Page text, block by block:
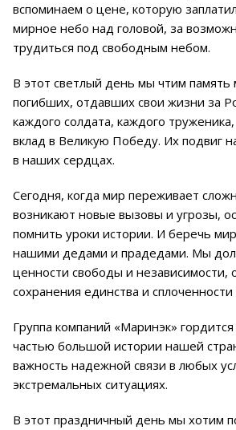
вспоминаем о цене, которую
мирное небо над головой, за
трудиться под свободным небом.
В этот светлый день мы чтим память
погибших, отдавших свои жизни за
каждого солдата, каждого труженика,
вклад в Великую Победу. Их подвиг
в наших сердцах.
Сегодня, когда мир переживает
возникают новые вызовы и угрозы,
помнить уроки истории. И беречь
нашими дедами и прадедами. Мы
ценности свободы и независимости,
сохранения единства и
Группа компаний «Маринэк»
частью большой истории нашей
важность надежной связи в любых
экстремальных ситуациях.
В этот праздничный день мы хотим